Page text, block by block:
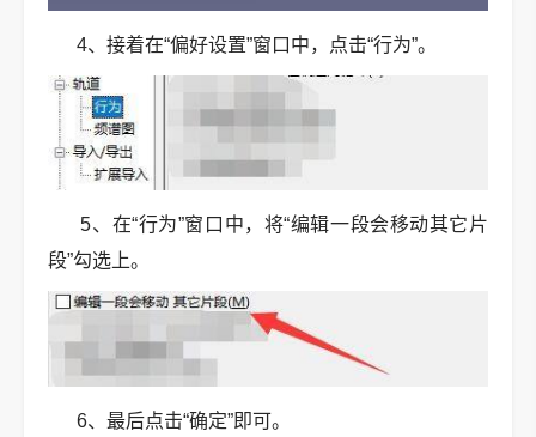
4、接着在“偏好设置”窗口中，点击“行为”。
5、在“行为”窗口中，将“编辑一段会移动其它片
段”勾选上。
6、最后点击“确定”即可。